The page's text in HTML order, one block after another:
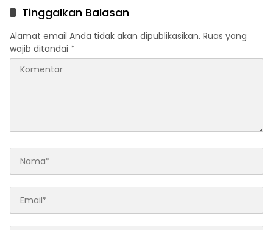
Pendidikan
Tinggalkan Balasan
Alamat email Anda tidak akan dipublikasikan. Ruas yang
wajib ditandai *